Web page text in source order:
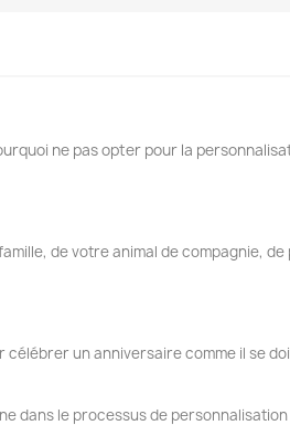
ne pas opter pour la
de votre animal de compagnie, de
un anniversaire comme il se
dans le processus de